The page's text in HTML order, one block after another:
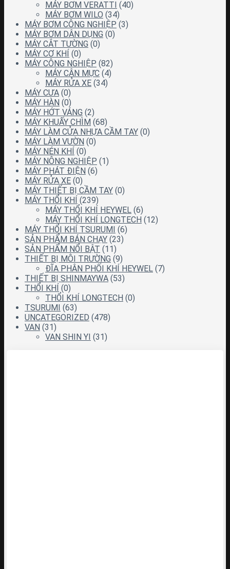
MÁY BƠM VERATTI (40)
MÁY BƠM WILO (34)
MÁY BƠM CÔNG NGHIỆP (3)
MÁY BƠM DÂN DỤNG (0)
MÁY CẮT TƯỜNG (0)
MÁY CƠ KHÍ (0)
MÁY CÔNG NGHIỆP (82)
MÁY CÂN MỰC (4)
MÁY RỬA XE (34)
MÁY CƯA (0)
MÁY HÀN (0)
MÁY HỚT VÁNG (2)
MÁY KHUẤY CHÌM (68)
MÁY LÀM CỬA NHỰA CẦM TAY (0)
MÁY LÀM VƯỜN (0)
MÁY NÉN KHÍ (0)
MÁY NÔNG NGHIỆP (1)
MÁY PHÁT ĐIỆN (6)
MÁY RỬA XE (0)
MÁY THIẾT BỊ CẦM TAY (0)
MÁY THỔI KHÍ (239)
MÁY THỔI KHÍ HEYWEL (6)
MÁY THỔI KHÍ LONGTECH (12)
MÁY THỔI KHÍ TSURUMI (6)
SẢN PHẨM BÁN CHẠY (23)
SẢN PHẨM NỔI BẬT (11)
THIẾT BỊ MÔI TRƯỜNG (9)
ĐĨA PHÂN PHỐI KHÍ HEYWEL (7)
THIẾT BỊ SHINMAYWA (53)
THỔI KHÍ (0)
THỔI KHÍ LONGTECH (0)
TSURUMI (63)
UNCATEGORIZED (478)
VAN (31)
VAN SHIN YI (31)